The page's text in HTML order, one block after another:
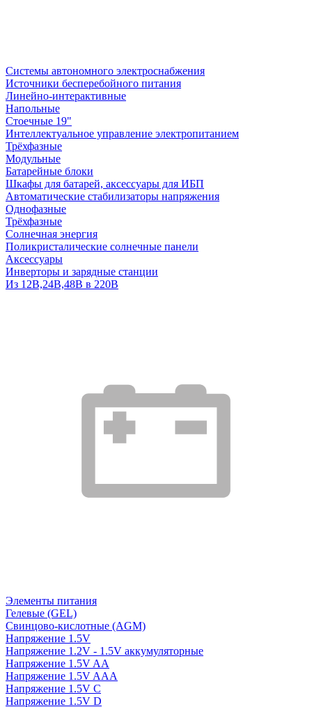
Системы автономного электроснабжения
Источники бесперебойного питания
Линейно-интерактивные
Напольные
Стоечные 19"
Интеллектуальное управление электропитанием
Трёхфазные
Модульные
Батарейные блоки
Шкафы для батарей, аксессуары для ИБП
Автоматические стабилизаторы напряжения
Однофазные
Трёхфазные
Солнечная энергия
Поликристалические солнечные панели
Аксессуары
Инверторы и зарядные станции
Из 12В,24В,48В в 220В
Элементы питания
Гелевые (GEL)
Свинцово-кислотные (AGM)
Напряжение 1.5V
Напряжение 1.2V - 1.5V аккумуляторные
Напряжение 1.5V AA
Напряжение 1.5V AAA
Напряжение 1.5V C
Напряжение 1.5V D